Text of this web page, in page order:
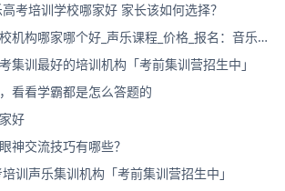
考培训学校哪家好 家长该如何选择？
机构哪家哪个好_声乐课程_价格_报名：音乐艺
巧
集训最好的培训机构「考前集训营招生中」
看看学霸都是怎么答题的
好
神交流技巧有哪些？
训声乐集训机构「考前集训营招生中」